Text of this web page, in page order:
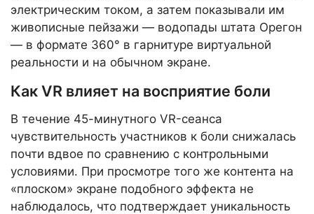
электрическим током, а затем показывали им
живописные пейзажи — водопады штата Орегон
— в формате 360° в гарнитуре виртуальной
реальности и на обычном экране.
Как VR влияет на восприятие боли
В течение 45-минутного VR-сеанса
чувствительность участников к боли снижалась
почти вдвое по сравнению с контрольными
условиями. При просмотре того же контента на
«плоском» экране подобного эффекта не
наблюдалось, что подтверждает уникальность